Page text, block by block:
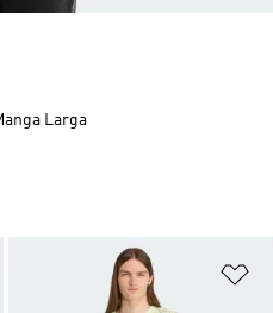
a la lista de deseos
Larga